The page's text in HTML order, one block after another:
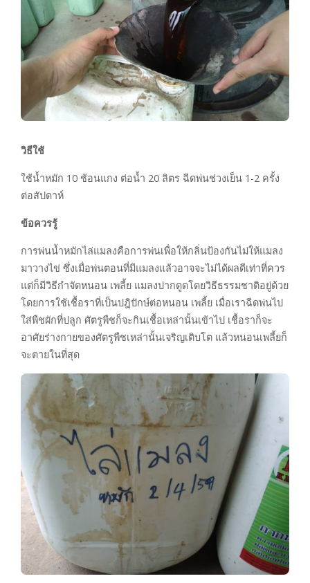
วิธีใช้
ใช้น้ำหมัก 10 ช้อนแกง ต่อน้ำ 20 ลิตร ฉีดพ่นช่วงเย็น 1-2 ครั้ง
ต่อสัปดาห์
ข้อควรรู้
การพ่นน้ำหมักไล่แมลงคือการพ่นเพื่อให้กลิ่นป้องกันไม่ให้แมลง
มาวางไข่ ซึ่งเมื่อพ่นตอนที่มีแมลงแล้วอาจจะไม่ได้ผลดีเท่าที่ควร
แต่ก็มีวิธีกำจัดหนอน เพลี้ย แมลงปากดูดโดยวิธีธรรมชาติอยู่ด้วย
โดยการใช้เชื้อราที่เป็นปฎิปักษ์ต่อหนอน เพลี้ย เมื่อเราฉีดพ่นไป
ใส่พืชผักที่ปลูก ศัตรูพืชก็จะกินเชื้อเหล่านั้นเข้าไป เชื้อราก็จะ
อาศัยร่างกายของศัตรูพืชเหล่านั้นเจริญเติบโต แล้วหนอนเพลี้ยก็
จะตายในที่สุด